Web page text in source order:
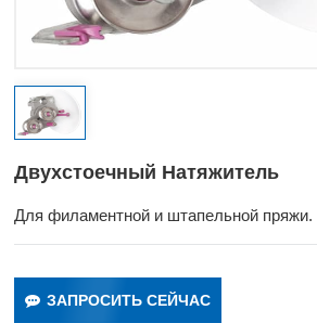
Двухстоечный Натяжитель
Для филаментной и штапельной пряжи.
ЗАПРОСИТЬ СЕЙЧАС